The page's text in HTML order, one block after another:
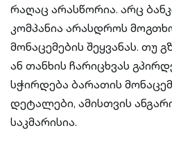
რაღაც არასწორია. არც
კომპანია არასდროს
მონაცემების შეყვანას. თუ
ან თანხის ჩარიცხვას
სჭირდება ბარათის
დეტალები, ამისთვის
საკმარისია.